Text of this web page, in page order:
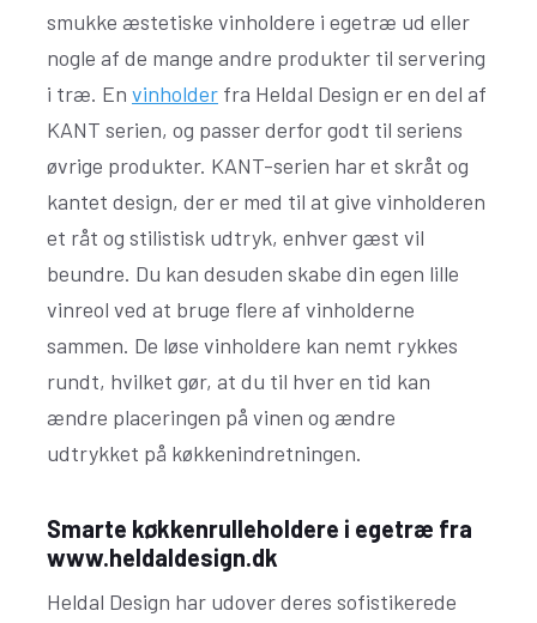
smukke æstetiske vinholdere i egetræ ud eller
nogle af de mange andre produkter til servering
i træ. En vinholder fra Heldal Design er en del af
KANT serien, og passer derfor godt til seriens
øvrige produkter. KANT-serien har et skråt og
kantet design, der er med til at give vinholderen
et råt og stilistisk udtryk, enhver gæst vil
beundre. Du kan desuden skabe din egen lille
vinreol ved at bruge flere af vinholderne
sammen. De løse vinholdere kan nemt rykkes
rundt, hvilket gør, at du til hver en tid kan
ændre placeringen på vinen og ændre
udtrykket på køkkenindretningen.
Smarte køkkenrulleholdere i egetræ fra
www.heldaldesign.dk
Heldal Design har udover deres sofistikerede